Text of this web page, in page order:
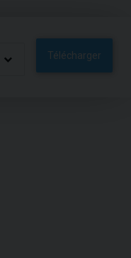
Télécharger